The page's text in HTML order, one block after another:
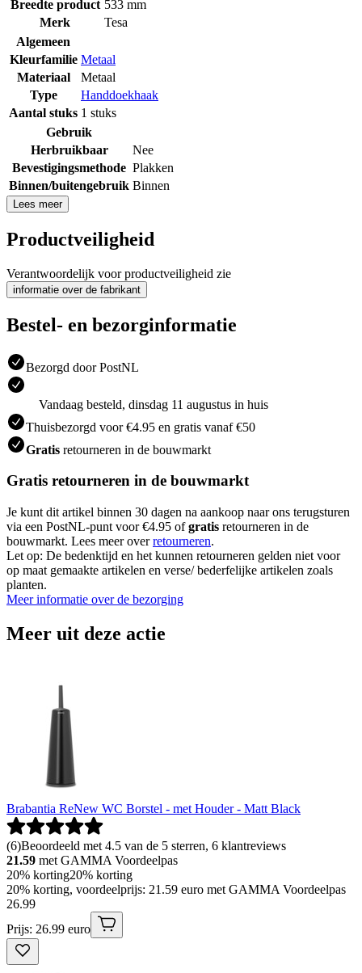
Breedte product 533 mm
Merk
Tesa
Algemeen
Kleurfamilie Metaal
Materiaal
Metaal
Type
Handdoekhaak
Aantal stuks 1 stuks
Gebruik
Herbruikbaar
Nee
Bevestigingsmethode Plakken
Binnen/buitengebruik Binnen
Lees meer
Productveiligheid
Verantwoordelijk voor productveiligheid zie
informatie over de fabrikant
Bestel- en bezorginformatie
Bezorgd door PostNL
Vandaag besteld, dinsdag 11 augustus in huis
Thuisbezorgd voor €4.95 en gratis vanaf €50
Gratis retourneren in de bouwmarkt
Gratis retourneren in de bouwmarkt
Je kunt dit artikel binnen 30 dagen na aankoop naar ons terugsturen
via een PostNL-punt voor €4.95 ofgratis retourneren in de
bouwmarkt. Lees meer overretourneren.
Let op: De bedenktijd en het kunnen retourneren gelden niet voor
op maat gemaakte artikelen en verse/ bederfelijke artikelen zoals
planten.
Meer informatie over de bezorging
Meer uit deze actie
Brabantia ReNew WC Borstel - met Houder - Matt Black
(6)Beoordeeld met 4.5 van de 5 sterren, 6 klantreviews
21.59 met GAMMA Voordeelpas
20% korting20% korting
20% korting, voordeelprijs: 21.59 euro met GAMMA Voordeelpas
26.99
Prijs: 26.99 euro